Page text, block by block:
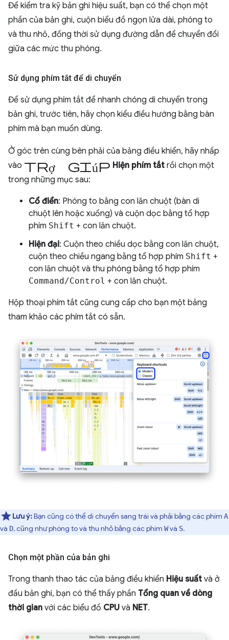
Để kiểm tra kỹ bản ghi hiệu suất, bạn có thể chọn một
phần của bản ghi, cuộn biểu đồ ngọn lửa dài, phóng to
và thu nhỏ, đồng thời sử dụng đường dẫn để chuyển đổi
giữa các mức thu phóng.
Sử dụng phím tắt để di chuyển
Để sử dụng phím tắt để nhanh chóng di chuyển trong
bản ghi, trước tiên, hãy chọn kiểu điều hướng bằng bàn
phím mà bạn muốn dùng.
Ở góc trên cùng bên phải của bảng điều khiển, hãy nhấp
vào trợ giúp Hiện phím tắt rồi chọn một
trong những mục sau:
Cổ điển: Phóng to bằng con lăn chuột (bàn di
chuột lên hoặc xuống) và cuộn dọc bằng tổ hợp
phím Shift + con lăn chuột.
Hiện đại: Cuộn theo chiều dọc bằng con lăn chuột,
cuộn theo chiều ngang bằng tổ hợp phím Shift +
con lăn chuột và thu phóng bằng tổ hợp phím
Command/Control + con lăn chuột.
Hộp thoại phím tắt cũng cung cấp cho bạn một bảng
tham khảo các phím tắt có sẵn.
Lưu ý:Bạn cũng có thể di chuyển sang trái và phải bằng các phím A
và D, cũng như phóng to và thu nhỏ bằng các phím Wvà S.
Chọn một phần của bản ghi
Trong thanh thao tác của bảng điều khiển Hiệu suất và ở
đầu bản ghi, bạn có thể thấy phần Tổng quan về dòng
thời gian với các biểu đồ CPU và NET.